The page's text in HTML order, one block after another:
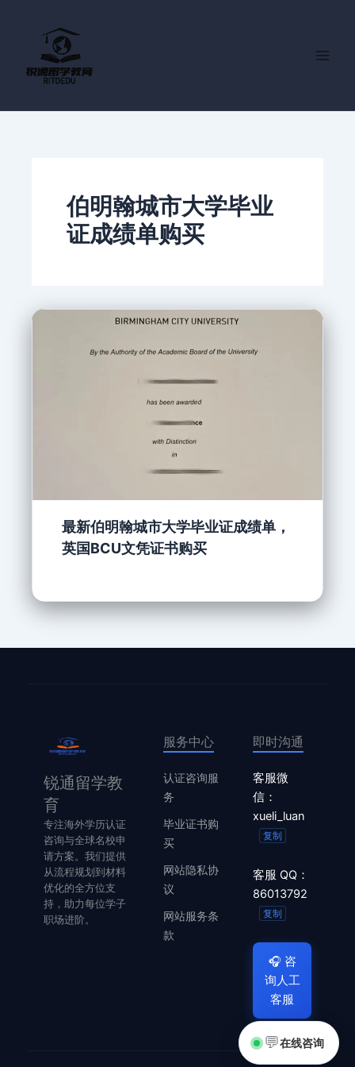
伯明翰城市大学毕业
证成绩单购买
最新伯明翰城市大学毕业证成绩单，
英国BCU文凭证书购买
锐通留学教
育
专注海外学历认证
咨询与全球名校申
请方案。我们提供
从流程规划到材料
优化的全方位支
持，助力每位学子
职场进阶。
服务中心
认证咨询服
务
毕业证书购
买
网站隐私协
议
网站服务条
款
即时沟通
客服微
信：
xueli_luan
复制
客服 QQ：
86013792
复制
🎧 咨
询人工
客服
💬在线咨询